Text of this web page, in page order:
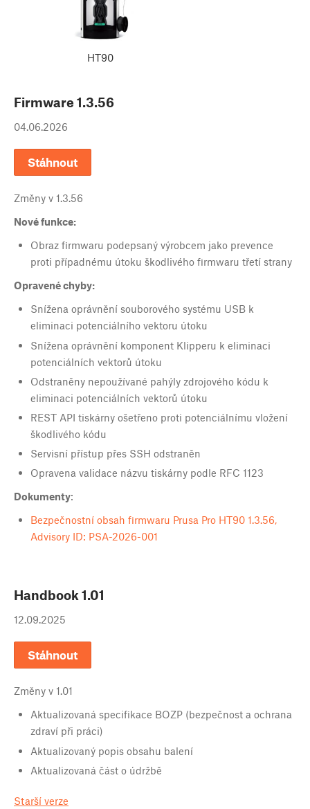
HT90
Firmware 1.3.56
04.06.2026
Stáhnout
Změny v 1.3.56
Nové funkce:
Obraz firmwaru podepsaný výrobcem jako prevence
proti případnému útoku škodlivého firmwaru třetí strany
Opravené chyby:
Snížena oprávnění souborového systému USB k
eliminaci potenciálního vektoru útoku
Snížena oprávnění komponent Klipperu k eliminaci
potenciálních vektorů útoku
Odstraněny nepoužívané pahýly zdrojového kódu k
eliminaci potenciálních vektorů útoku
REST API tiskárny ošetřeno proti potenciálnímu vložení
škodlivého kódu
Servisní přístup přes SSH odstraněn
Opravena validace názvu tiskárny podle RFC 1123
Dokumenty:
Bezpečnostní obsah firmwaru Prusa Pro HT90 1.3.56,
Advisory ID: PSA-2026-001
Handbook 1.01
12.09.2025
Stáhnout
Změny v 1.01
Aktualizovaná specifikace BOZP (bezpečnost a ochrana
zdraví při práci)
Aktualizovaný popis obsahu balení
Aktualizovaná část o údržbě
Starší verze